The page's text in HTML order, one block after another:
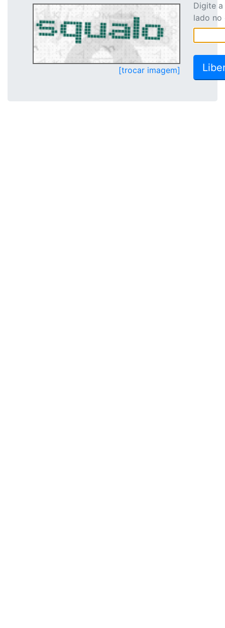
[trocar imagem]
Digite
lado no